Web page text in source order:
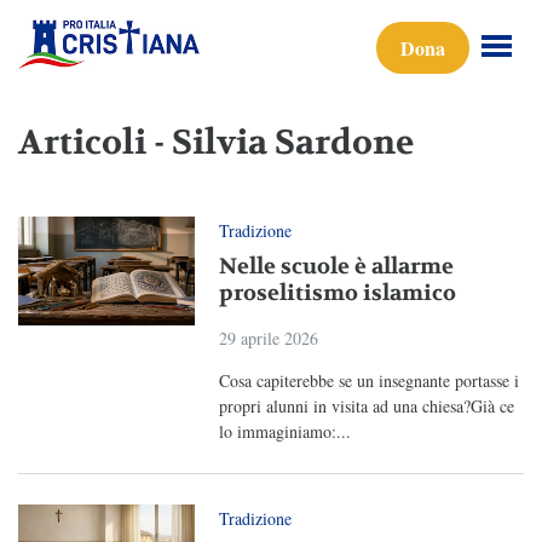
Dona
Articoli - Silvia Sardone
Tradizione
Nelle scuole è allarme
proselitismo islamico
29 aprile 2026
Cosa capiterebbe se un insegnante portasse i
propri alunni in visita ad una chiesa?Già ce
lo immaginiamo:...
Tradizione